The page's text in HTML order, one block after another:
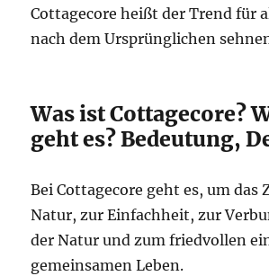
Cottagecore heißt der Trend für
nach dem Ursprünglichen
Was ist Cottagecore?
geht es? Bedeutung,
Bei Cottagecore geht es, um das
Natur, zur Einfachheit, zur
der Natur und zum friedvollen
gemeinsamen Leben.